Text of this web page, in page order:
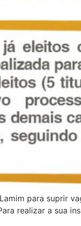
para suprir
realizar a sua